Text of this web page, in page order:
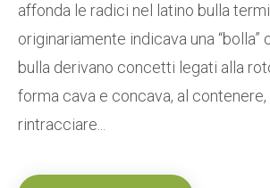
affonda le radici nel latino bulla
originariamente indicava una “bolla”
bulla derivano concetti legati alla
forma cava e concava, al
rintracciare...